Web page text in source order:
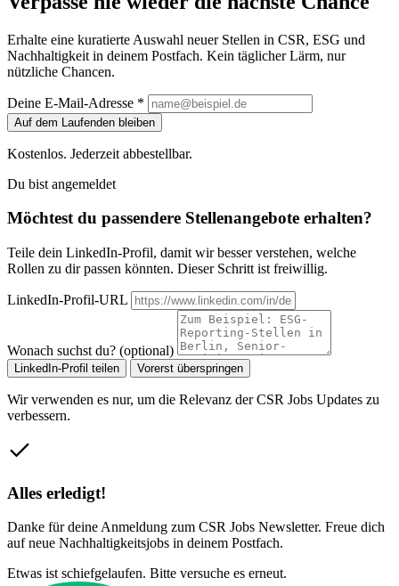
Erhalte eine kuratierte Auswahl neuer Stellen in CSR, ESG und
Nachhaltigkeit in deinem Postfach. Kein täglicher Lärm, nur
nützliche Chancen.
Deine E-Mail-Adresse *
Auf dem Laufenden bleiben
Kostenlos. Jederzeit abbestellbar.
Du bist angemeldet
Möchtest du passendere Stellenangebote erhalten?
Teile dein LinkedIn-Profil, damit wir besser verstehen, welche
Rollen zu dir passen könnten. Dieser Schritt ist freiwillig.
LinkedIn-Profil-URL
Wonach suchst du? (optional)
LinkedIn-Profil teilen Vorerst überspringen
Wir verwenden es nur, um die Relevanz der CSR Jobs Updates zu
verbessern.
Alles erledigt!
Danke für deine Anmeldung zum CSR Jobs Newsletter. Freue dich
auf neue Nachhaltigkeitsjobs in deinem Postfach.
Etwas ist schiefgelaufen. Bitte versuche es erneut.